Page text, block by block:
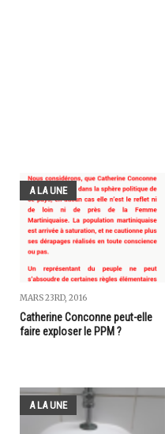
A LA UNE
MARS 23RD, 2016
Catherine Conconne peut-elle
faire exploser le PPM ?
A LA UNE